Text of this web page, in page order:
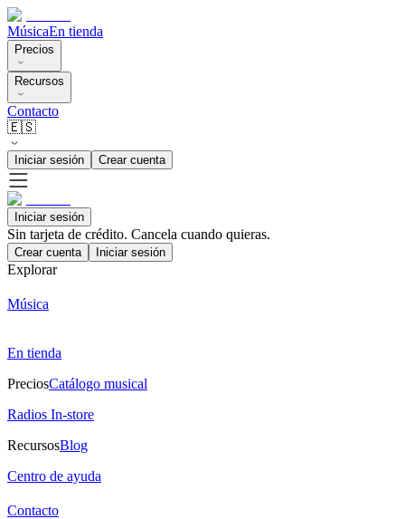
MúsicaEn tienda
Precios
Recursos
Contacto
🇪🇸
Iniciar sesión Crear cuenta
Iniciar sesión
Sin tarjeta de crédito. Cancela cuando quieras.
Crear cuenta Iniciar sesión
Explorar
Música
En tienda
PreciosCatálogo musical
Radios In-store
RecursosBlog
Centro de ayuda
Contacto